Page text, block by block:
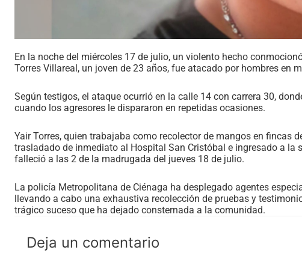
En la noche del miércoles 17 de julio, un violento hecho
Torres Villareal, un joven de 23 años, fue atacado por hombres en
Según testigos, el ataque ocurrió en la calle 14 con carrera 30,
cuando los agresores le dispararon en repetidas ocasiones.
Yair Torres, quien trabajaba como recolector de mangos en fincas
trasladado de inmediato al Hospital San Cristóbal e ingresado a la
falleció a las 2 de la madrugada del jueves 18 de julio.
La policía Metropolitana de Ciénaga ha desplegado agentes
llevando a cabo una exhaustiva recolección de pruebas y
trágico suceso que ha dejado consternada a la comunidad.
Deja un comentario